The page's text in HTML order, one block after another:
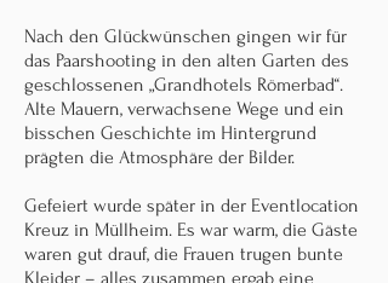
Nach den Glückwünschen gingen wir für
das Paarshooting in den alten Garten des
geschlossenen „Grandhotels Römerbad“.
Alte Mauern, verwachsene Wege und ein
bisschen Geschichte im Hintergrund
prägten die Atmosphäre der Bilder.
Gefeiert wurde später in der Eventlocation
Kreuz in Müllheim. Es war warm, die Gäste
waren gut drauf, die Frauen trugen bunte
Kleider – alles zusammen ergab eine